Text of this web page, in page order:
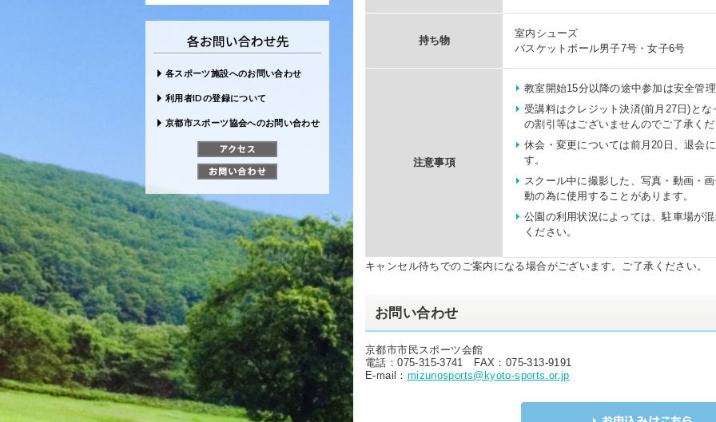
持ち物
室内シューズ
バスケットボール男子7号・女子6号
注意事項
教室開始15分以降の途中参加は安全管
受講料はクレジット決済(前月27日)と
の割引等はございませんのでご了承く
休会・変更については前月20日、退会
す。
スクール中に撮影した、写真・動画・
動の為に使用することがあります。
公園の利用状況によっては、駐車場が
ください。
キャンセル待ちでのご案内になる場合がございます。ご了承ください。
お問い合わせ
京都市市民スポーツ会館
電話：075-315-3741 FAX：075-313-9191
E-mail： mizunosports@kyoto-sports.or.jp
各スポーツ施設へのお問い合わせ
利用者IDの登録について
京都市スポーツ協会へのお問い合わせ